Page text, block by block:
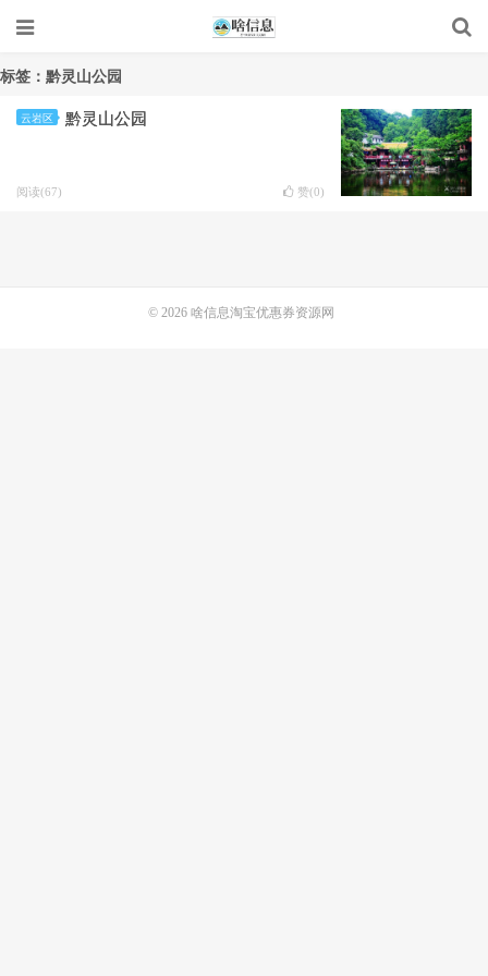
标签：黔灵山公园
云岩区 黔灵山公园
阅读(67) 赞(0)
© 2026 啥信息淘宝优惠券资源网